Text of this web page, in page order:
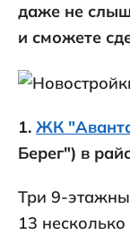
даже не
и сможете
1. ЖК
Берег") в
Три 9-
13